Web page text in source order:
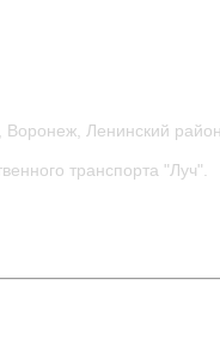
Ленинский
транспорта "Луч".